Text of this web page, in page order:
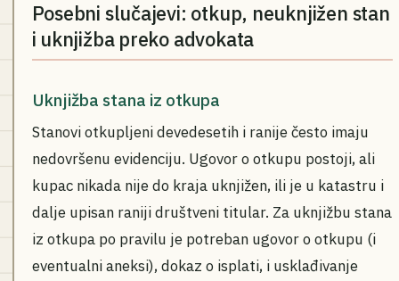
Posebni slučajevi: otkup, neuknjižen stan
i uknjižba preko advokata
Uknjižba stana iz otkupa
Stanovi otkupljeni devedesetih i ranije često imaju
nedovršenu evidenciju. Ugovor o otkupu postoji, ali
kupac nikada nije do kraja uknjižen, ili je u katastru i
dalje upisan raniji društveni titular. Za uknjižbu stana
iz otkupa po pravilu je potreban ugovor o otkupu (i
eventualni aneksi), dokaz o isplati, i usklađivanje